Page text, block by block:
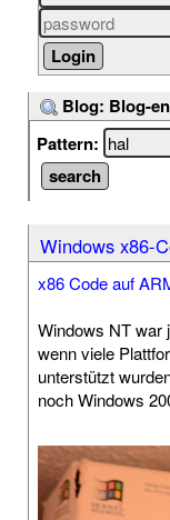
Blog: Blog-
Pattern:
Windows x86-
x86 Code auf
Windows NT war
wenn viele
unterstützt
noch Windows